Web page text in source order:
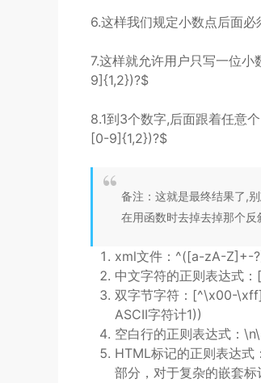
6.这样我们规定小数点后面
7.这样就允许用户只写一位
9]{1,2})?$
8.1到3个数字,后面跟着任
[0-9]{1,2})?$
备注：这就是最终结果了,
在用函数时去掉去掉那个
xml文件：^([a-zA-
中文字符的正则表达式
双字节字符：[^\x00-\xff]
ASCII字符计1))
空白行的正则表达式：
HTML标记的正则表达
部分，对于复杂的嵌套